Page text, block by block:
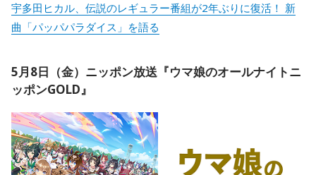
宇多田ヒカル、伝説のレギュラー番組が2年ぶりに復活！ 新
曲「パッパパラダイス」を語る
5月8日（金）ニッポン放送『ウマ娘のオールナイトニ
ッポンGOLD』